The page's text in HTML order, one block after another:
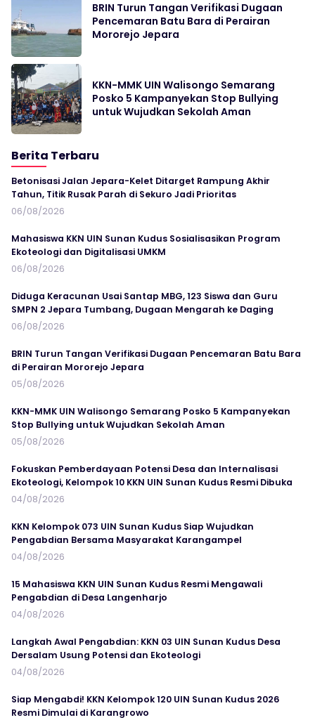
BRIN Turun Tangan Verifikasi Dugaan
Pencemaran Batu Bara di Perairan
Mororejo Jepara
KKN-MMK UIN Walisongo Semarang
Posko 5 Kampanyekan Stop Bullying
untuk Wujudkan Sekolah Aman
Berita Terbaru
Betonisasi Jalan Jepara-Kelet Ditarget Rampung Akhir
Tahun, Titik Rusak Parah di Sekuro Jadi Prioritas
06/08/2026
Mahasiswa KKN UIN Sunan Kudus Sosialisasikan Program
Ekoteologi dan Digitalisasi UMKM
06/08/2026
Diduga Keracunan Usai Santap MBG, 123 Siswa dan Guru
SMPN 2 Jepara Tumbang, Dugaan Mengarah ke Daging
06/08/2026
BRIN Turun Tangan Verifikasi Dugaan Pencemaran Batu Bara
di Perairan Mororejo Jepara
05/08/2026
KKN-MMK UIN Walisongo Semarang Posko 5 Kampanyekan
Stop Bullying untuk Wujudkan Sekolah Aman
05/08/2026
Fokuskan Pemberdayaan Potensi Desa dan Internalisasi
Ekoteologi, Kelompok 10 KKN UIN Sunan Kudus Resmi Dibuka
04/08/2026
KKN Kelompok 073 UIN Sunan Kudus Siap Wujudkan
Pengabdian Bersama Masyarakat Karangampel
04/08/2026
15 Mahasiswa KKN UIN Sunan Kudus Resmi Mengawali
Pengabdian di Desa Langenharjo
04/08/2026
Langkah Awal Pengabdian: KKN 03 UIN Sunan Kudus Desa
Dersalam Usung Potensi dan Ekoteologi
04/08/2026
Siap Mengabdi! KKN Kelompok 120 UIN Sunan Kudus 2026
Resmi Dimulai di Karangrowo